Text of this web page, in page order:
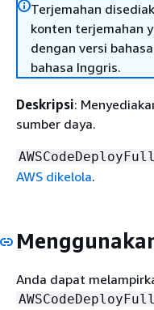
Terjemahan
konten terjemahan
dengan versi
bahasa Inggris.
Deskripsi:
sumber daya.
AWS dikelola.
Anda dapat